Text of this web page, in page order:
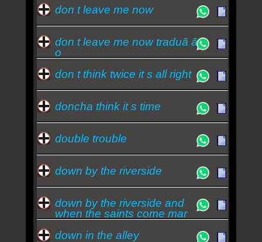
don t leave me now
don t leave me now traduã ã
o
don t think twice it s all right
doncha think it s time
double trouble
down by the riverside
down by the riverside and
when the saints come mar
down in the alley